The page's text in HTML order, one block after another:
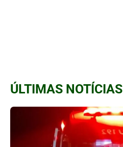
ÚLTIMAS NOTÍCIAS